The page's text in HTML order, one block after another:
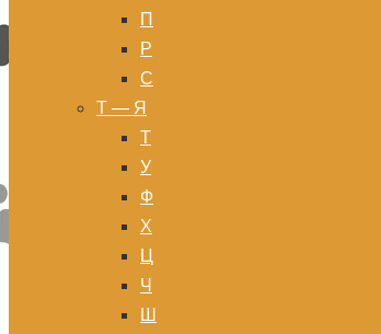
П
Р
С
Т — Я
Т
У
Ф
Х
Ц
Ч
Ш